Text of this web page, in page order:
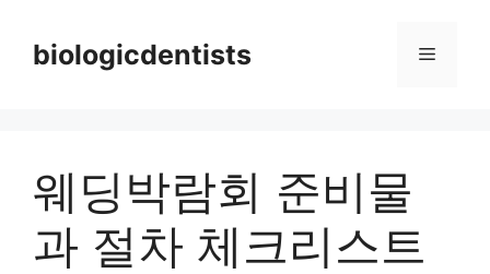
contentbiologicdentists Menu
웨딩박람회 준비물
과 절차 체크리스트